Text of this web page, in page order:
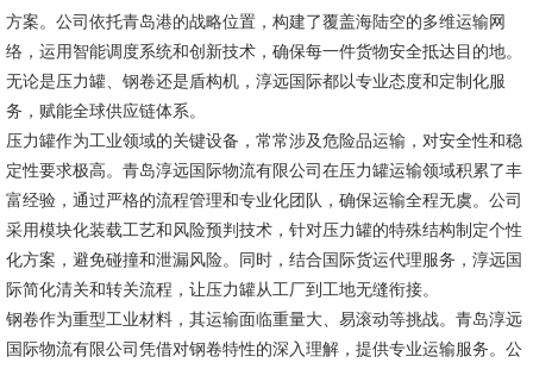
方案。公司依托青岛港的战略位置，构建了覆盖海陆空的多维运输网
络，运用智能调度系统和创新技术，确保每一件货物安全抵达目的地。
无论是压力罐、钢卷还是盾构机，淳远国际都以专业态度和定制化服
务，赋能全球供应链体系。
压力罐作为工业领域的关键设备，常常涉及危险品运输，对安全性和稳
定性要求极高。青岛淳远国际物流有限公司在压力罐运输领域积累了丰
富经验，通过严格的流程管理和专业化团队，确保运输全程无虞。公司
采用模块化装载工艺和风险预判技术，针对压力罐的特殊结构制定个性
化方案，避免碰撞和泄漏风险。同时，结合国际货运代理服务，淳远国
际简化清关和转关流程，让压力罐从工厂到工地无缝衔接。
钢卷作为重型工业材料，其运输面临重量大、易滚动等挑战。青岛淳远
国际物流有限公司凭借对钢卷特性的深入理解，提供专业运输服务。公